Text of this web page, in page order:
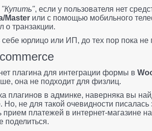
"Купить", если у пользователя нет
Master или с помощью мобильного
о транзакции.
себе юрлицо или ИП, до тех пор пока
плагина для интеграции формы в
она не подходит для физлиц.
плагинов в админке, наверняка вы
. Но, не для такой очевидности
прием платежей в интернет-магазине на
поделиться.